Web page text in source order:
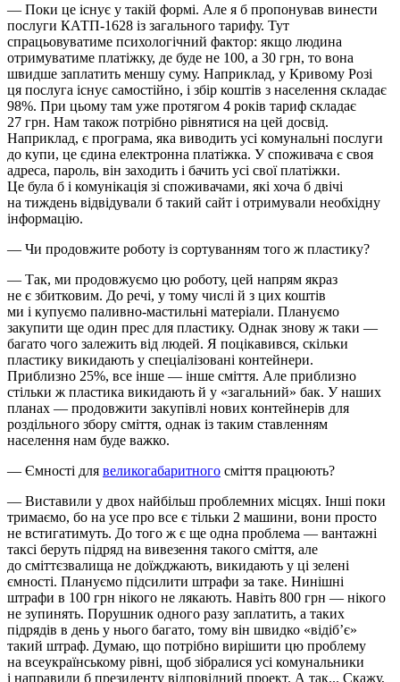
— Поки це існує у такій формі. Але я б пропонував винести
послуги КАТП-1628 із загального тарифу. Тут
спрацьовуватиме психологічний фактор: якщо людина
отримуватиме платіжку, де буде не 100, а 30 грн, то вона
швидше заплатить меншу суму. Наприклад, у Кривому Розі
ця послуга існує самостійно, і збір коштів з населення складає
98%. При цьому там уже протягом 4 років тариф складає
27 грн. Нам також потрібно рівнятися на цей досвід.
Наприклад, є програма, яка виводить усі комунальні послуги
до купи, це єдина електронна платіжка. У споживача є своя
адреса, пароль, він заходить і бачить усі свої платіжки.
Це була б і комунікація зі споживачами, які хоча б двічі
на тиждень відвідували б такий сайт і отримували необхідну
інформацію.
— Чи продовжите роботу із сортуванням того ж пластику?
— Так, ми продовжуємо цю роботу, цей напрям якраз
не є збитковим. До речі, у тому числі й з цих коштів
ми і купуємо паливно-мастильні матеріали. Плануємо
закупити ще один прес для пластику. Однак знову ж таки —
багато чого залежить від людей. Я поцікавився, скільки
пластику викидають у спеціалізовані контейнери.
Приблизно 25%, все інше — інше сміття. Але приблизно
стільки ж пластика викидають й у «загальний» бак. У наших
планах — продовжити закупівлі нових контейнерів для
роздільного збору сміття, однак із таким ставленням
населення нам буде важко.
— Ємності для великогабаритного сміття працюють?
— Виставили у двох найбільш проблемних місцях. Інші поки
тримаємо, бо на усе про все є тільки 2 машини, вони просто
не встигатимуть. До того ж є ще одна проблема — вантажні
таксі беруть підряд на вивезення такого сміття, але
до сміттєзвалища не доїжджають, викидають у ці зелені
ємності. Плануємо підсилити штрафи за таке. Нинішні
штрафи в 100 грн нікого не лякають. Навіть 800 грн — нікого
не зупинять. Порушник одного разу заплатить, а таких
підрядів в день у нього багато, тому він швидко «відіб’є»
такий штраф. Думаю, що потрібно вирішити цю проблему
на всеукраїнському рівні, щоб зібралися усі комунальники
і направили б президенту відповідний проект. А так... Скажу,